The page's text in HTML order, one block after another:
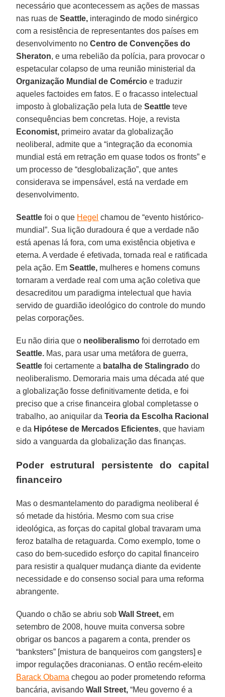
necessário que acontecessem as ações de massas
nas ruas deSeattle, interagindo de modo sinérgico
com a resistência de representantes dos países em
desenvolvimento no Centro de Convenções do
Sheraton, e uma rebelião da polícia, para provocar o
espetacular colapso de uma reunião ministerial da
Organização Mundial de Comércio e traduzir
aqueles factoides em fatos. E o fracasso intelectual
imposto à globalização pela luta deSeattle teve
consequências bem concretas. Hoje, a revista
Economist, primeiro avatar da globalização
neoliberal, admite que a “integração da economia
mundial está em retração em quase todos os fronts” e
um processo de “desglobalização”, que antes
considerava se impensável, está na verdade em
desenvolvimento.
Seattle foi o que Hegel chamou de “evento histórico-
mundial”. Sua lição duradoura é que a verdade não
está apenas lá fora, com uma existência objetiva e
eterna. A verdade é efetivada, tornada real e ratificada
pela ação. EmSeattle, mulheres e homens comuns
tornaram a verdade real com uma ação coletiva que
desacreditou um paradigma intelectual que havia
servido de guardião ideológico do controle do mundo
pelas corporações.
Eu não diria que o neoliberalismo foi derrotado em
Seattle. Mas, para usar uma metáfora de guerra,
Seattle foi certamente a batalha de Stalingrado do
neoliberalismo. Demoraria mais uma década até que
a globalização fosse definitivamente detida, e foi
preciso que a crise financeira global completasse o
trabalho, ao aniquilar daTeoria da Escolha Racional
e da Hipótese de Mercados Eficientes, que haviam
sido a vanguarda da globalização das finanças.
Poder estrutural persistente do capital
financeiro
Mas o desmantelamento do paradigma neoliberal é
só metade da história. Mesmo com sua crise
ideológica, as forças do capital global travaram uma
feroz batalha de retaguarda. Como exemplo, tome o
caso do bem-sucedido esforço do capital financeiro
para resistir a qualquer mudança diante da evidente
necessidade e do consenso social para uma reforma
abrangente.
Quando o chão se abriu sobWall Street, em
setembro de 2008, houve muita conversa sobre
obrigar os bancos a pagarem a conta, prender os
“banksters” [mistura de banqueiros com gangsters] e
impor regulações draconianas. O então recém-eleito
Barack Obama chegou ao poder prometendo reforma
bancária, avisandoWall Street, “Meu governo é a